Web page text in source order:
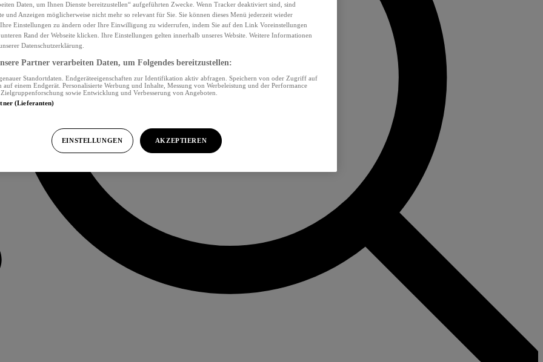
Daten, um Ihnen Dienste bereitzustellen“ aufgeführten Zwecke. Wenn Tracker deaktiviert sind, sind
und Anzeigen möglicherweise nicht mehr so relevant für Sie. Sie können dieses Menü jederzeit wieder
Einstellungen zu ändern oder Ihre Einwilligung zu widerrufen, indem Sie auf den Link Voreinstellungen
Rand der Webseite klicken. Ihre Einstellungen gelten innerhalb unseres Website. Weitere Informationen
Datenschutzerklärung.
Partner verarbeiten Daten, um Folgendes bereitzustellen:
Standortdaten. Endgeräteeigenschaften zur Identifikation aktiv abfragen. Speichern von oder Zugriff auf
einem Endgerät. Personalisierte Werbung und Inhalte, Messung von Werbeleistung und der Performance
sowie Entwicklung und Verbesserung von Angeboten.
(Lieferanten)
EINSTELLUNGEN AKZEPTIEREN